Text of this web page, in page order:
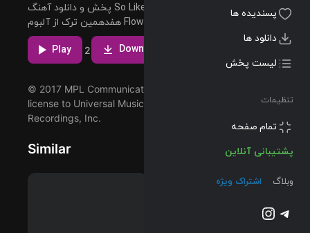
پسندیده ها
دانلود ها
لیست پخش
تنظیمات
تمام صفحه
پشتیبانی آنلاین
وبلاگ اشتراک ویژه
تلگراماینستاگرم
پخش و دانلود آهنگ So Like Candy (Original Demo)،
هفدهمین ترک از آلبوم Flowers In The Dirt (Archive
Collection) که توسط Paul McCartney و با همکاری Elvis
Costello اجرا شده است را میتوانید با دو کیفیت 320 و FLAC
دریافت کنید.
مشاهده بیشتر
Play Download
© 2017 MPL Communications Inc/Ltd, under exclusive
license to Universal Music Enterprises, a division of UMG